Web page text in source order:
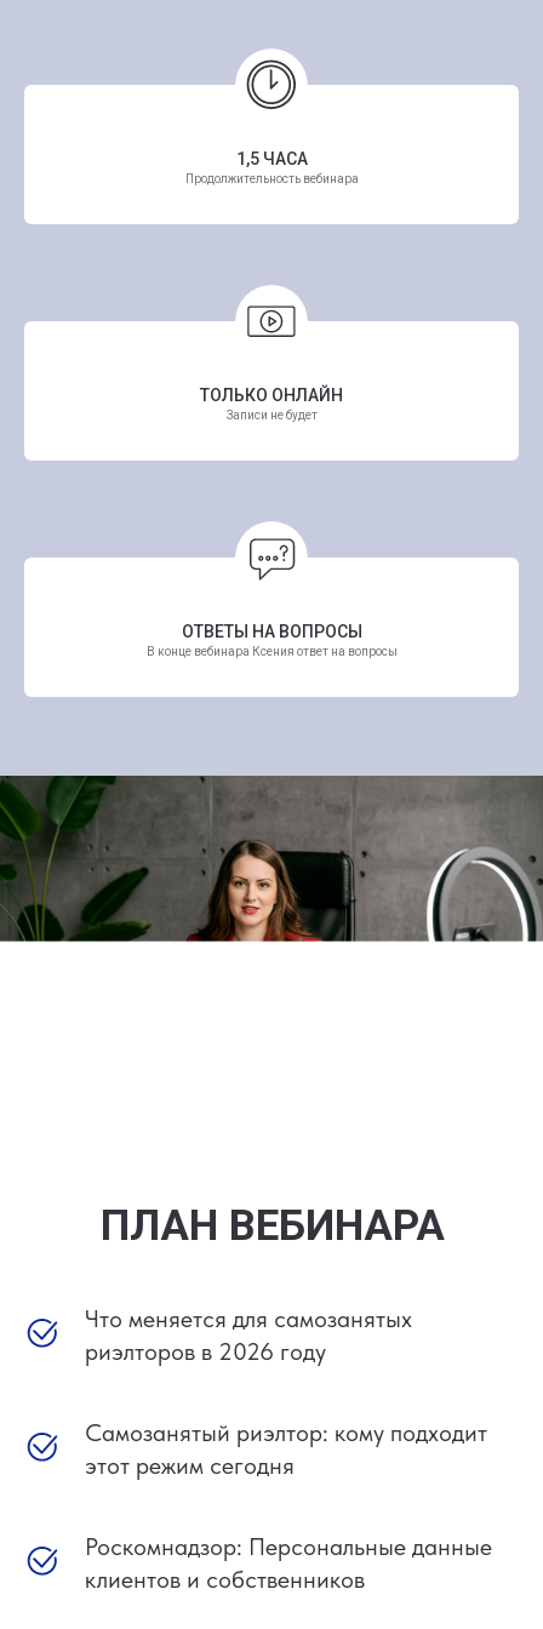
1,5 ЧАСА
Продолжительность вебинара
ТОЛЬКО ОНЛАЙН
Записи не будет
ОТВЕТЫ НА ВОПРОСЫ
В конце вебинара Ксения ответ на вопросы
ПЛАН ВЕБИНАРА
Что меняется для самозанятых
риэлторов в 2026 году
Самозанятый риэлтор: кому подходит
этот режим сегодня
Роскомнадзор: Персональные данные
клиентов и собственников